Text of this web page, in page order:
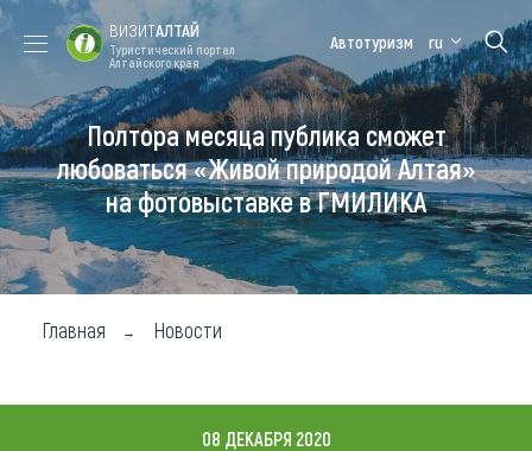
Форум VISIT
ALTAI
Цветение
маральника
Медицинский
форум
Алтайская
зимовка
Туры
Где побывать
Чем заняться
ВИЗИТАЛТАЙ
Туристический портал
Алтайского края
Автотуризм ru
Полтора месяца публика сможет
любоваться «Живой природой Алтая»
на фотовыставке в ГМИЛИКА
Главная Новости
08 ДЕКАБРЯ 2020